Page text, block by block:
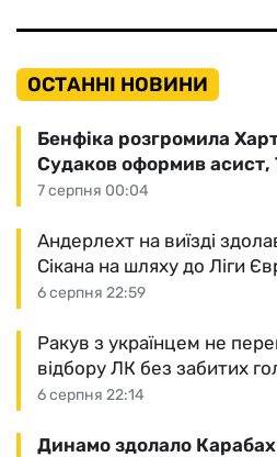
ОСТАННІ НОВИНИ
7 серпня 00:04
Бенфіка розгромила
Судаков оформив асист,
6 серпня 22:59
Андерлехт на виїзді
Сікана на шляху до Ліги
6 серпня 22:14
Ракув з українцем не
відбору ЛК без забитих
Динамо здолало Карабах